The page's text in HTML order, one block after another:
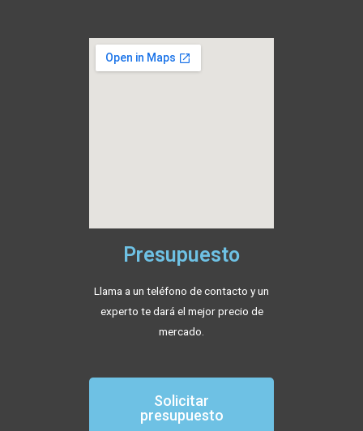
Presupuesto
Llama a un teléfono de contacto y un
experto te dará el mejor precio de
mercado.
Solicitar
presupuesto